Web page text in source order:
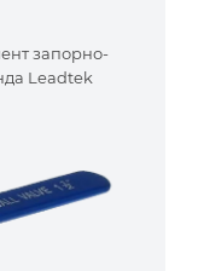
запорно-
Leadtek